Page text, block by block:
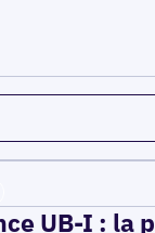
UB-I : la